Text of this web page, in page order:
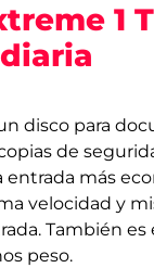
1
disco para
de
entrada más
velocidad y
También es
peso.